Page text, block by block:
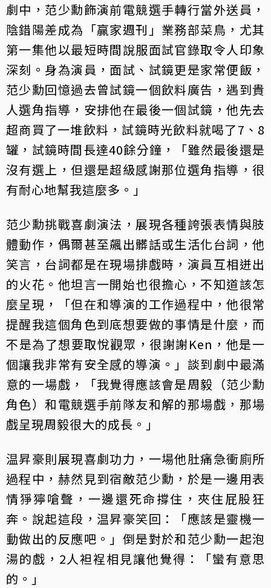
劇中，范少勳飾演前電競選手轉行當外送員，
陰錯陽差成為「贏家週刊」業務部菜鳥，尤其
第一集他以最短時間說服面試官錄取令人印象
深刻。身為演員，面試、試鏡更是家常便飯，
范少勳回憶過去曾試鏡一個飲料廣告，遇到貴
人選角指導，安排他在最後一個試鏡，他先去
超商買了一堆飲料，試鏡時光飲料就喝了7、8
罐，試鏡時間長達40餘分鐘，「雖然最後還是
沒有選上，但還是超級感謝那位選角指導，很
有耐心地幫我這麼多。」
范少勳挑戰喜劇演法，展現各種誇張表情與肢
體動作，偶爾甚至飆出髒話或生活化台詞，他
笑言，台詞都是在現場排戲時，演員互相迸出
的火花。他坦言一開始也很擔心，不知道該怎
麼呈現，「但在和導演的工作過程中，他很常
提醒我這個角色到底想要做的事情是什麼，而
不是為了想要取悅觀眾，很謝謝Ken，他是一
個讓我非常有安全感的導演。」談到劇中最滿
意的一場戲，「我覺得應該會是周毅（范少勳
角色）和電競選手前隊友和解的那場戲，那場
戲呈現周毅很大的成長。」
温昇豪則展現喜劇功力，一場他肚痛急衝廁所
過程中，赫然見到宿敵范少勳，於是一邊用表
情猙獰嗆聲，一邊還死命撐住，夾住屁股狂
奔。說起這段，温昇豪笑回：「應該是靈機一
動做出的反應吧。」倒是對於和范少勳一起泡
湯的戲，2人袒裎相見讓他覺得：「蠻有意思
的。」